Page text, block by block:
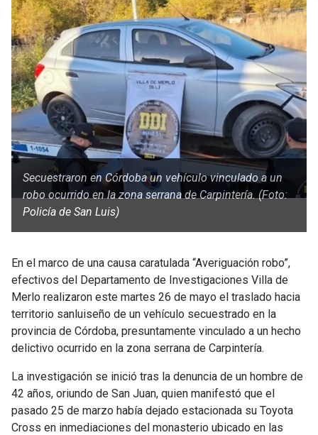
Secuestraron en Córdoba un vehículo vinculado a un
robo ocurrido en la zona serrana de Carpintería. (Foto:
Policía de San Luis)
En el marco de una causa caratulada “Averiguación robo”,
efectivos del Departamento de Investigaciones Villa de
Merlo realizaron este martes 26 de mayo el traslado hacia
territorio sanluiseño de un vehículo secuestrado en la
provincia de Córdoba, presuntamente vinculado a un hecho
delictivo ocurrido en la zona serrana de Carpintería.
La investigación se inició tras la denuncia de un hombre de
42 años, oriundo de San Juan, quien manifestó que el
pasado 25 de marzo había dejado estacionada su Toyota
Cross en inmediaciones del monasterio ubicado en las